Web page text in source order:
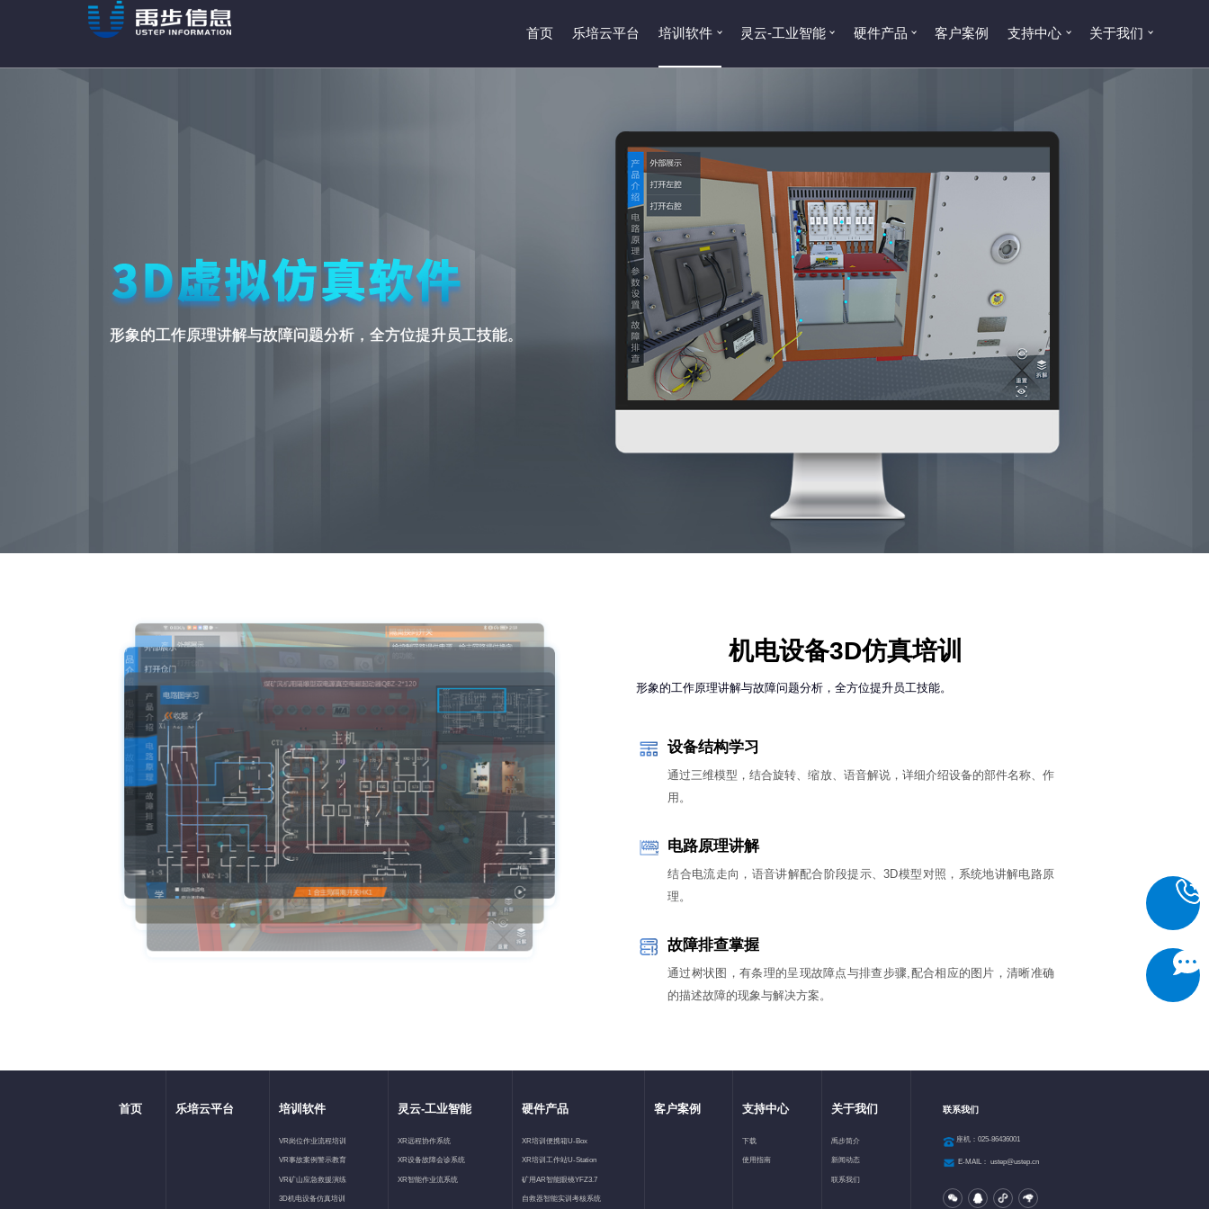
首页 乐培云平台 培训软件 灵云-工业智能 硬件产品 客户案例 支持中心 关于我们
形象的工作原理讲解与故障问题分析，全方位提升员工技能。
机电设备3D仿真培训
形象的工作原理讲解与故障问题分析，全方位提升员工技能。
设备结构学习
通过三维模型，结合旋转、缩放、语音解说，详细介绍设备的部件名称、作
用。
电路原理讲解
结合电流走向，语音讲解配合阶段提示、3D模型对照，系统地讲解电路原
理。
故障排查掌握
通过树状图，有条理的呈现故障点与排查步骤,配合相应的图片，清晰准确
的描述故障的现象与解决方案。
首页 乐培云平台 培训软件
VR岗位作业流程培训
VR事故案例警示教育
VR矿山应急救援演练
3D机电设备仿真培训
灵云-工业智能
XR远程协作系统
XR设备故障会诊系统
XR智能作业流系统
硬件产品
XR培训便携箱U-Box
XR培训工作站U-Station
矿用AR智能眼镜YFZ3.7
自救器智能实训考核系统
客户案例 支持中心
下载
使用指南
关于我们
禹步简介
新闻动态
联系我们
联系我们
座机：025-86436001
E-MAIL：ustep@ustep.cn